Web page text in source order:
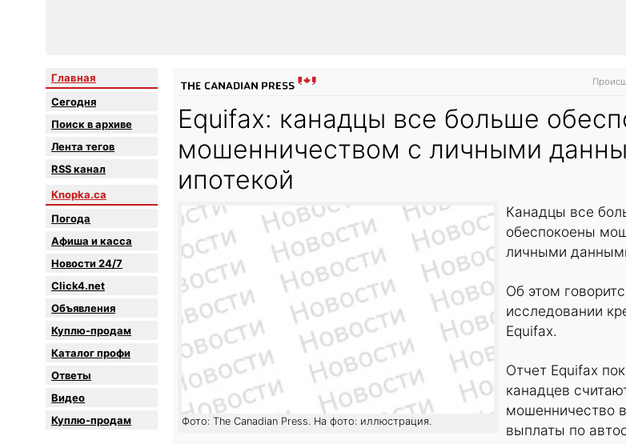
Главная
Сегодня
Поиск в архиве
Лента тегов
RSS канал
Knopka.ca
Погода
Афиша и касса
Новости 24/7
Click4.net
Объявления
Куплю-продам
Каталог профи
Oтветы
Видео
Куплю-продам
Equifax: канадцы все больше
мошенничеством с личными
ипотекой
Фото: The Canadian Press. На фото: иллюстрация.
Канадцы все
обеспокоены
личными
Об этом
исследовании
Equifax.
Отчет Equifax
канадцев
мошенничество
выплаты по